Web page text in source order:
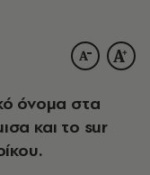
όνομα στα
και το sur